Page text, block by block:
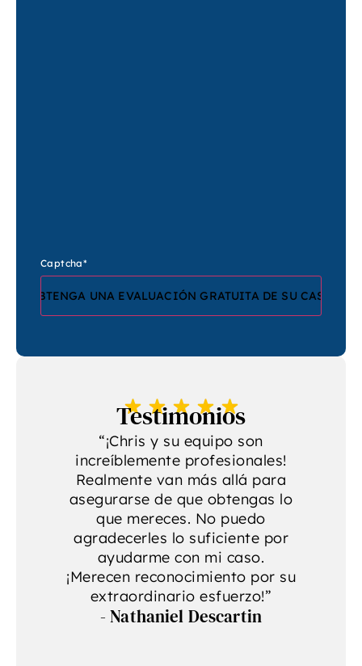
Captcha*
Testimonios
“¡Chris y su equipo son
increíblemente profesionales!
Realmente van más allá para
asegurarse de que obtengas lo
que mereces. No puedo
agradecerles lo suficiente por
ayudarme con mi caso.
¡Merecen reconocimiento por su
extraordinario esfuerzo!”
- Nathaniel Descartin